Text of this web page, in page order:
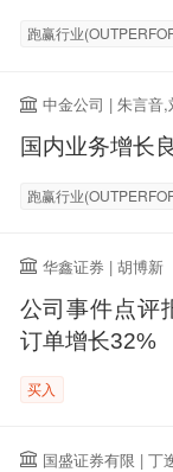
跑赢行业
中金公司 | 朱言音,
国内业务增长
跑赢行业
华鑫证券 | 胡博新
公司事件点评
订单增长32%
买入
国盛证券有限 | 丁